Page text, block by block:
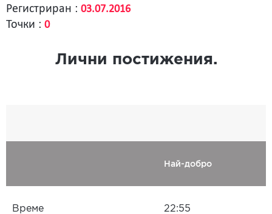
Регистриран : 03.07.2016
Точки : 0
Лични постижения.
Най-добро
Време 22:55